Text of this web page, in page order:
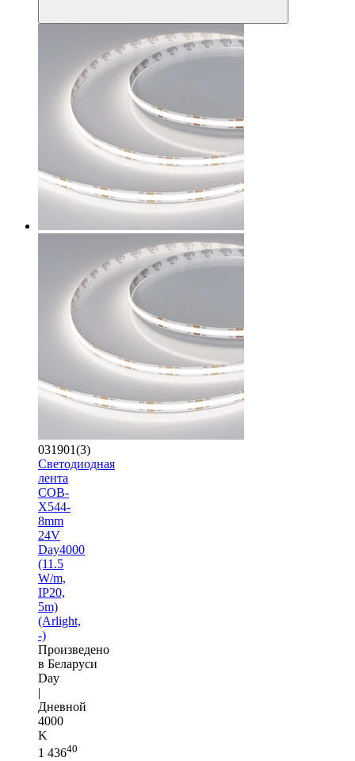
031901(3)
Светодиодная
лента
COB-
X544-
8mm
24V
Day4000
(11.5
W/m,
IP20,
5m)
(Arlight,
-)
Произведено
в Беларуси
Day
|
Дневной
4000
K
1 43640